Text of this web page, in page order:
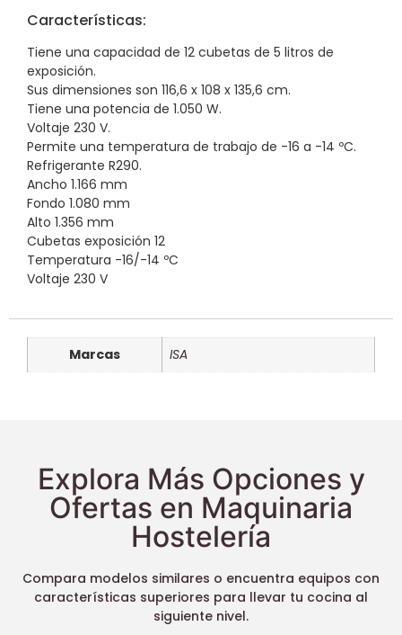
Características:
Tiene una capacidad de 12 cubetas de 5 litros de
exposición.
Sus dimensiones son 116,6 x 108 x 135,6 cm.
Tiene una potencia de 1.050 W.
Voltaje 230 V.
Permite una temperatura de trabajo de -16 a -14 ºC.
Refrigerante R290.
Ancho 1.166 mm
Fondo 1.080 mm
Alto 1.356 mm
Cubetas exposición 12
Temperatura -16/-14 ºC
Voltaje 230 V
Marcas ISA
Explora Más Opciones y
Ofertas en Maquinaria
Hostelería
Compara modelos similares o encuentra equipos con
características superiores para llevar tu cocina al
siguiente nivel.